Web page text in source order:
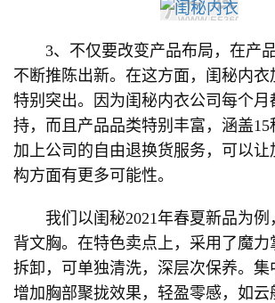
3、不仅要改变产品布局，在产
不断推陈出新。在这方面，闺秘内
特别突出。因为闺秘内衣公司每个月
持，而且产品品类特别丰富，涵盖
加上公司的自由退换货服务，可以让
构方面有更多可能性。
我们以闺秘2021年春夏新品为例
背文胸。在特色卖点上，采用了魔力
拆卸，可单独清洗，深层次保养。集
增加胸部聚拢效果，轻盈零感，如云